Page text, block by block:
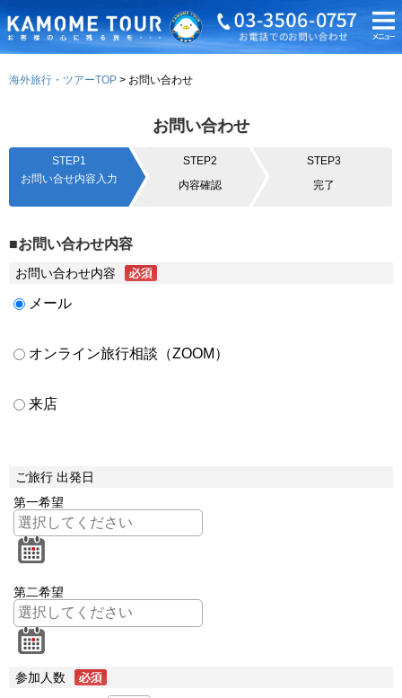
海外旅行・ツアーTOP お問い合わせ
お問い合わせ
STEP1
お問い合せ内容入力
STEP2
内容確認
STEP3
完了
■お問い合わせ内容
お問い合わせ内容
メール
オンライン旅行相談（ZOOM）
来店
ご旅行 出発日
第一希望
第二希望
参加人数